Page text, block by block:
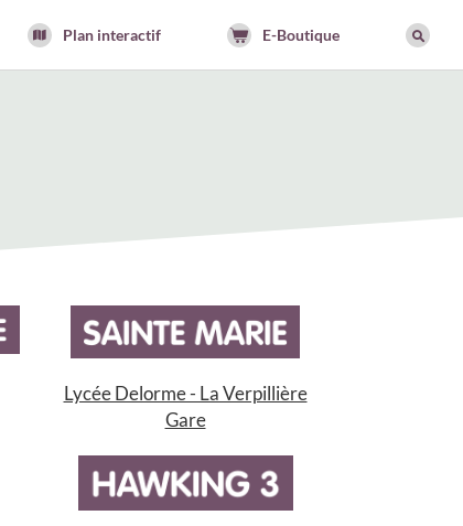
Plan interactif E-Boutique
Lycée Delorme - La Verpillière
Gare